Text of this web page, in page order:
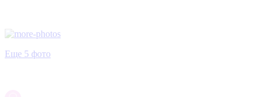
Еще 5 фото